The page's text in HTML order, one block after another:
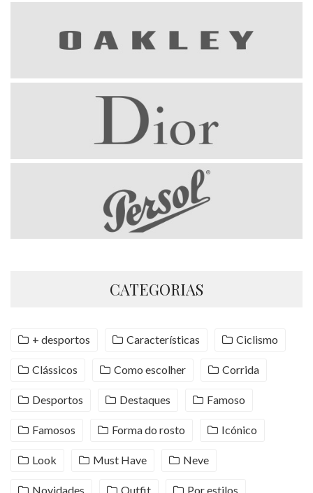
CATEGORIAS
+ desportos Características Ciclismo
Clássicos Como escolher Corrida
Desportos Destaques Famoso
Famosos Forma do rosto Icónico
Look Must Have Neve
Novidades Outfit Por estilos